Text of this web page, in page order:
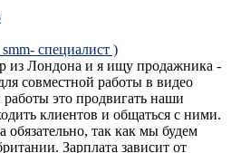
специалист )
из Лондона и я ищу продажника -
совместной работы в видео
это продвигать наши
клиентов и общаться с ними.
обязательно, так как мы будем
Зарплата зависит от